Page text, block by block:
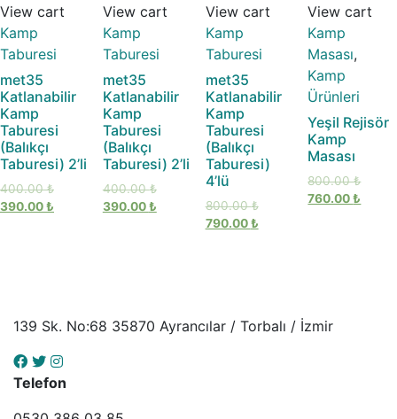
View cart
Kamp
Taburesi
met35
Katlanabilir
Kamp
Taburesi
(Balıkçı
Taburesi) 2’li
400.00₺
390.00₺
View cart
Kamp
Taburesi
met35
Katlanabilir
Kamp
Taburesi
(Balıkçı
Taburesi) 2’li
400.00₺
390.00₺
View cart
Kamp
Taburesi
met35
Katlanabilir
Kamp
Taburesi
(Balıkçı
Taburesi)
4’lü
800.00₺
790.00₺
View cart
Kamp
Masası,
Kamp
Ürünleri
Yeşil Rejisör
Kamp
Masası
800.00₺
760.00₺
139 Sk. No:68 35870 Ayrancılar / Torbalı / İzmir
Telefon